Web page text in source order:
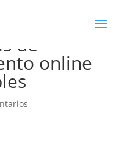
de
online